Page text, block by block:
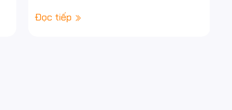
là...
Đọc tiếp